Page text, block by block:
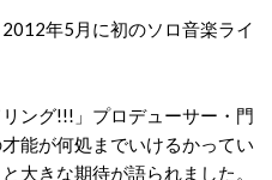
年5月に初のソロ音楽ライ
ング!!!」プロデューサー・門
能が何処までいけるかってい
大きな期待が語られました。